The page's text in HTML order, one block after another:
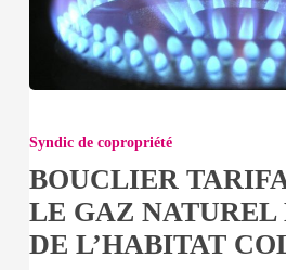
TARIFAIRE
LE
GAZ
NATUREL
Syndic de copropriété
BOUCLIER
LE GAZ NATUREL
DE L’HABITAT